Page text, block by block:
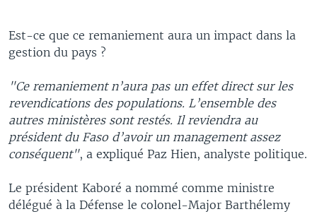
Est-ce que ce remaniement aura un impact dans la
gestion du pays ?
"Ce remaniement n’aura pas un effet direct sur les
revendications des populations. L’ensemble des
autres ministères sont restés. Il reviendra au
président du Faso d’avoir un management assez
conséquent", a expliqué Paz Hien, analyste politique.
Le président Kaboré a nommé comme ministre
délégué à la Défense le colonel-Major Barthélemy